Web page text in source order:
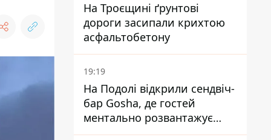
На Троєщині ґрунтові
дороги засипали крихтою
асфальтобетону
19:19
На Подолі відкрили сендвіч-
бар Gosha, де гостей
ментально розвантажує
акула